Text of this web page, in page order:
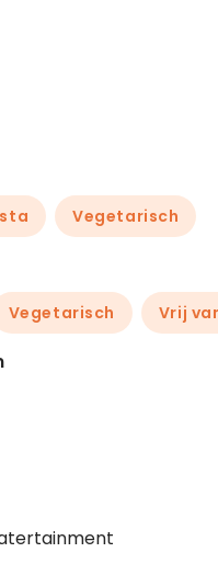
Vegetarisch
Vegetarisch Vrij